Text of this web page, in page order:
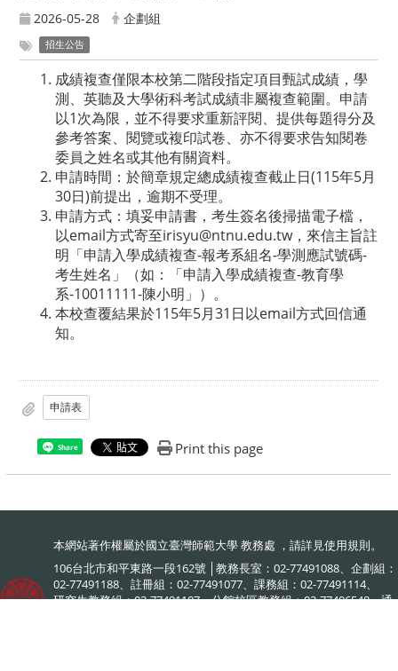
2026-05-28 企劃組
招生公告
成績複查僅限本校第二階段指定項目甄試成績，學
測、英聽及大學術科考試成績非屬複查範圍。申請
以1次為限，並不得要求重新評閱、提供每題得分及
參考答案、閱覽或複印試卷、亦不得要求告知閱卷
委員之姓名或其他有關資料。
申請時間：於簡章規定總成績複查截止日(115年5月
30日)前提出，逾期不受理。
申請方式：填妥申請書，考生簽名後掃描電子檔，
以email方式寄至irisyu@ntnu.edu.tw，來信主旨註
明「申請入學成績複查-報考系組名-學測應試號碼-
考生姓名」（如：「申請入學成績複查-教育學
系-10011111-陳小明」）。
本校查覆結果於115年5月31日以email方式回信通
知。
申請表
Share Print this page
本網站著作權屬於國立臺灣師範大學 教務處 ，請詳見使用規則。
106台北市和平東路一段162號 │教務長室：02-77491088、企劃組：
02-77491188、註冊組：02-77491077、課務組：02-77491114、
研究生教務組：02-77491107、公館校區教務組：02-77496548、通